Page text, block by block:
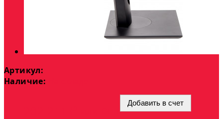
Артикул:
Наличие:
Добавить в счет